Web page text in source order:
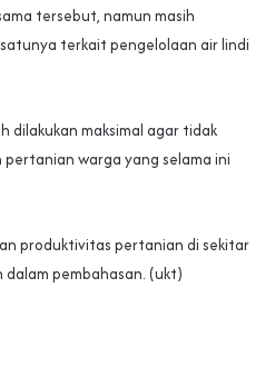
tersebut, namun masih
terkait pengelolaan air lindi
dilakukan maksimal agar tidak
warga yang selama ini
produktivitas pertanian di sekitar
dalam pembahasan. (ukt)